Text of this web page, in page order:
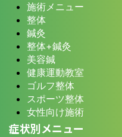
施術メニュー
整体
鍼灸
整体+鍼灸
美容鍼
健康運動教室
ゴルフ整体
スポーツ整体
女性向け施術
症状別メニュー